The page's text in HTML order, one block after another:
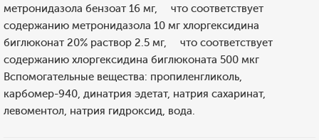
метронидазола бензоат 16 мг, что соответствует
содержанию метронидазола 10 мг хлоргексидина
биглюконат 20% раствор 2.5 мг, что соответствует
содержанию хлоргексидина биглюконата 500 мкг
Вспомогательные вещества: пропиленгликоль,
карбомер-940, динатрия эдетат, натрия сахаринат,
левоментол, натрия гидроксид, вода.